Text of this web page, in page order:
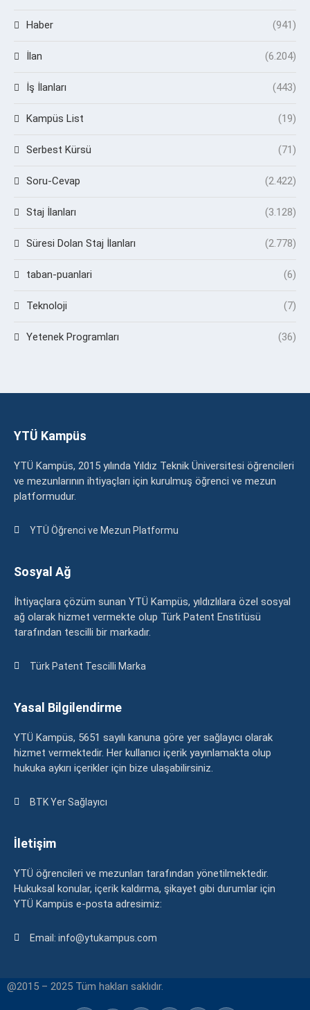
Haber (941)
İlan (6.204)
İş İlanları (443)
Kampüs List (19)
Serbest Kürsü (71)
Soru-Cevap (2.422)
Staj İlanları (3.128)
Süresi Dolan Staj İlanları (2.778)
taban-puanlari (6)
Teknoloji (7)
Yetenek Programları (36)
YTÜ Kampüs
YTÜ Kampüs, 2015 yılında Yıldız Teknik Üniversitesi öğrencileri
ve mezunlarının ihtiyaçları için kurulmuş öğrenci ve mezun
platformudur.
YTÜ Öğrenci ve Mezun Platformu
Sosyal Ağ
İhtiyaçlara çözüm sunan YTÜ Kampüs, yıldızlılara özel sosyal
ağ olarak hizmet vermekte olup Türk Patent Enstitüsü
tarafından tescilli bir markadır.
Türk Patent Tescilli Marka
Yasal Bilgilendirme
YTÜ Kampüs, 5651 sayılı kanuna göre yer sağlayıcı olarak
hizmet vermektedir. Her kullanıcı içerik yayınlamakta olup
hukuka aykırı içerikler için bize ulaşabilirsiniz.
BTK Yer Sağlayıcı
İletişim
YTÜ öğrencileri ve mezunları tarafından yönetilmektedir.
Hukuksal konular, içerik kaldırma, şikayet gibi durumlar için
YTÜ Kampüs e-posta adresimiz:
Email: info@ytukampus.com
@2015 – 2025 Tüm hakları saklıdır.